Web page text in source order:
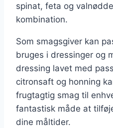
spinat, feta og
kombination.
Som smagsgiver kan
bruges i dressinger og
dressing lavet med
citronsaft og honning
frugtagtig smag til
fantastisk måde at
dine måltider.